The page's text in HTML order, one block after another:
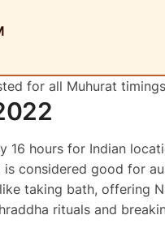
for all Muhurat
16 hours for Indian
considered good for
taking bath, offering
rituals and